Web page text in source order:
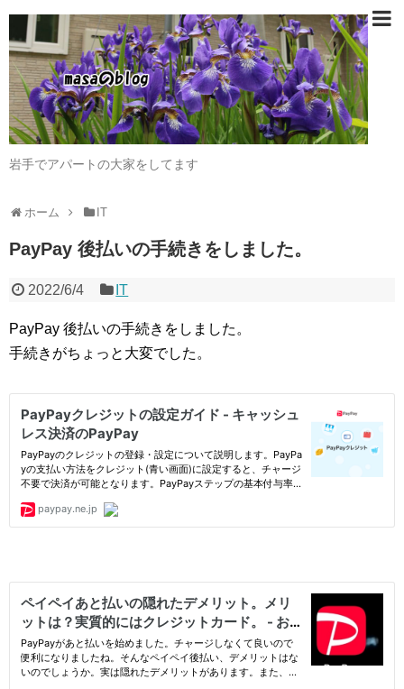
岩手でアパートの大家をしてます
ホーム IT
PayPay 後払いの手続きをしました。
2022/6/4 IT
PayPay 後払いの手続きをしました。
手続きがちょっと大変でした。